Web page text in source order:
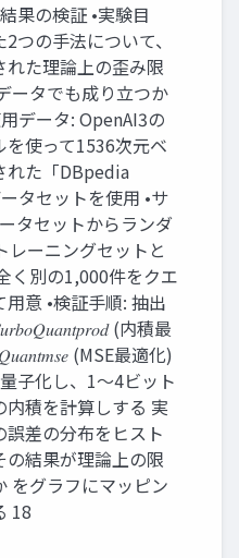
果の検証 •実験目
つの手法について、
た理論上の歪み限
ータでも成り立つか
データ: OpenAI3の
使って1536次元ベ
れた「DBpedia
タセットを使用 •サ
タセットからランダ
レーニングセットと
く別の1,000件をクエ
意 •検証手順: 抽出
(内積最
(MSE最適化)
子化し、1〜4ビット
内積を計算しする 実
誤差の分布をヒスト
の結果が理論上の限
をグラフにマッピン
18